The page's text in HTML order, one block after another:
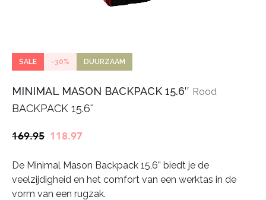
SALE -30% DUURZAAM
MINIMAL MASON BACKPACK 15.6″ Rood
BACKPACK 15.6''
169.95 Oorspronkelijke
was:
€169.95.
118.97
is:
€118.97.
De Minimal Mason Backpack 15,6” biedt je de
veelzijdigheid en het comfort van een werktas in de
vorm van een rugzak.